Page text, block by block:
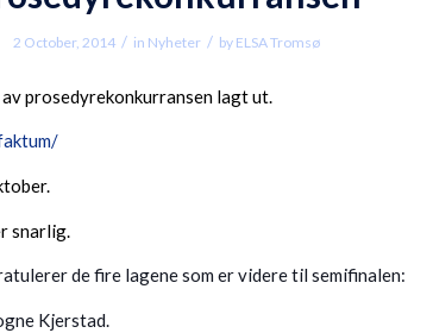
2 October, 2014 / in Nyheter / by ELSA Tromsø
prosedyrekonkurransen lagt ut.
snarlig.
de fire lagene som er videre til semifinalen:
Kjerstad.